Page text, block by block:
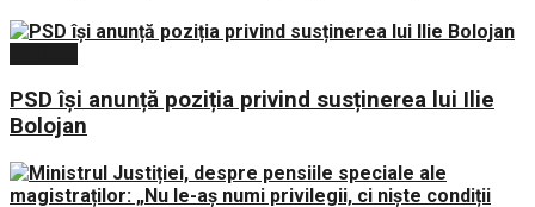
PSD își anunță poziția privind susținerea lui Ilie
Bolojan